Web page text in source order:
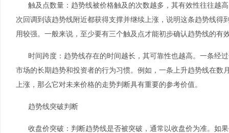
触及点数量：趋势线被价格触及的次数越多，其有效性往往越
次回调到该趋势线附近都获得支撑并继续上涨，说明这条趋势线得
用较强。一般来说，至少要有三个触及点才能初步确认趋势线的有
时间跨度：趋势线存在的时间越长，其可靠性也越高。一条经
市场的长期趋势和投资者的行为习惯。例如，一条上升趋势线在数
上涨，那么它对未来价格的走势判断具有重要的参考价值。
趋势线突破判断
收盘价突破：判断趋势线是否被突破，通常以收盘价为准。如